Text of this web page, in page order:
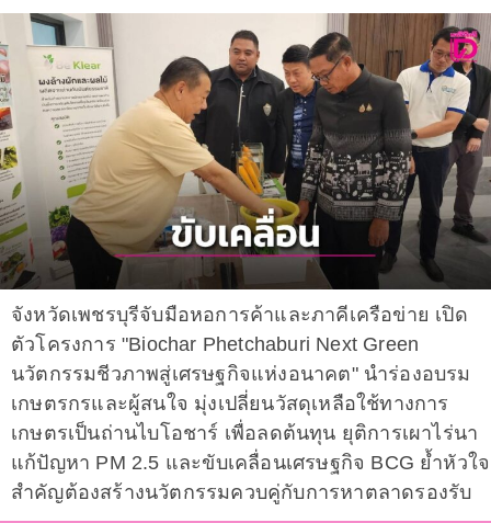
จังหวัดเพชรบุรีจับมือหอการค้าและภาคีเครือข่าย เปิด
ตัวโครงการ "Biochar Phetchaburi Next Green
นวัตกรรมชีวภาพสู่เศรษฐกิจแห่งอนาคต" นำร่องอบรม
เกษตรกรและผู้สนใจ มุ่งเปลี่ยนวัสดุเหลือใช้ทางการ
เกษตรเป็นถ่านไบโอชาร์ เพื่อลดต้นทุน ยุติการเผาไร่นา
แก้ปัญหา PM 2.5 และขับเคลื่อนเศรษฐกิจ BCG ย้ำหัวใจ
สำคัญต้องสร้างนวัตกรรมควบคู่กับการหาตลาดรองรับ